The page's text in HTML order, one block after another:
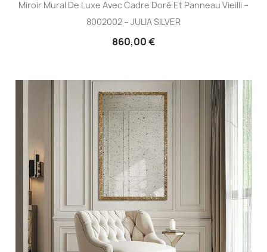
Miroir Mural De Luxe Avec Cadre Doré Et Panneau Vieilli –
8002002 – JULIA SILVER
860,00 €